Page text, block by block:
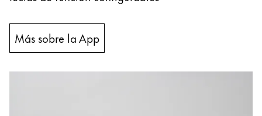
Más sobre la App